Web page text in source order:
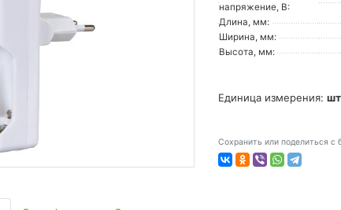
напряжение, В:
Длина, мм:
Ширина, мм:
Высота, мм:
Единица измерения:
Сохранить или поделиться с